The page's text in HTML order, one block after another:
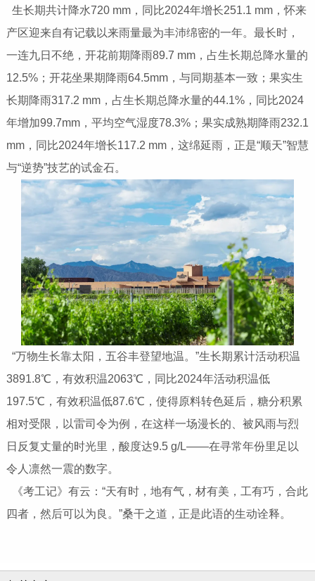
生长期共计降水720 mm，同比2024年增长251.1 mm，怀来
产区迎来自有记载以来雨量最为丰沛绵密的一年。最长时，
一连九日不绝，开花前期降雨89.7 mm，占生长期总降水量的
12.5%；开花坐果期降雨64.5mm，与同期基本一致；果实生
长期降雨317.2 mm，占生长期总降水量的44.1%，同比2024
年增加99.7mm，平均空气湿度78.3%；果实成熟期降雨232.1
mm，同比2024年增长117.2 mm，这绵延雨，正是“顺天”智慧
与“逆势”技艺的试金石。
“万物生长靠太阳，五谷丰登望地温。”生长期累计活动积温
3891.8℃，有效积温2063℃，同比2024年活动积温低
197.5℃，有效积温低87.6℃，使得原料转色延后，糖分积累
相对受限，以雷司令为例，在这样一场漫长的、被风雨与烈
日反复丈量的时光里，酸度达9.5 g/L——在寻常年份里足以
令人凛然一震的数字。
《考工记》有云：“天有时，地有气，材有美，工有巧，合此
四者，然后可以为良。”桑干之道，正是此语的生动诠释。